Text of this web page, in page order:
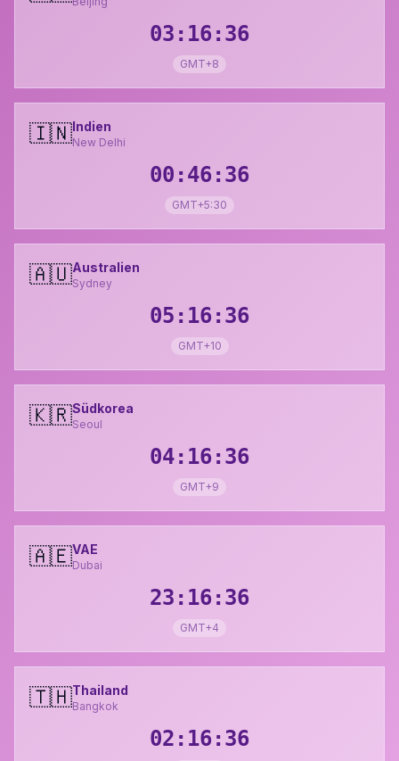
03:16:37
GMT+8
🇮🇳Indien
New Delhi
00:46:37
GMT+5:30
🇦🇺Australien
Sydney
05:16:37
GMT+10
🇰🇷Südkorea
Seoul
04:16:37
GMT+9
🇦🇪VAE
Dubai
23:16:37
GMT+4
🇹🇭Thailand
Bangkok
02:16:37